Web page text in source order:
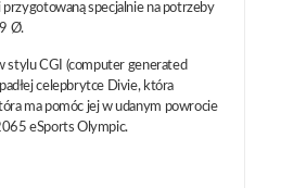
specjalnie na potrzeby
Ø.
stylu CGI (computer generated
celepbrytce Divie, która
ma pomóc jej w udanym powrocie
eSports Olympic.